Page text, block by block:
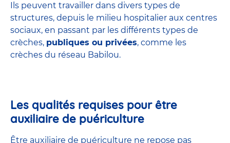
Ils peuvent travailler dans divers types de
structures, depuis le milieu hospitalier aux centres
sociaux, en passant par les différents types de
crèches, publiques ou privées, comme les
crèches du réseau Babilou.
Les qualités requises pour être
auxiliaire de puériculture
Être auxiliaire de puériculture ne repose pas